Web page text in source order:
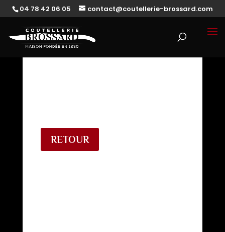
04 78 42 06 05 contact@coutellerie-brossard.com
RETOUR